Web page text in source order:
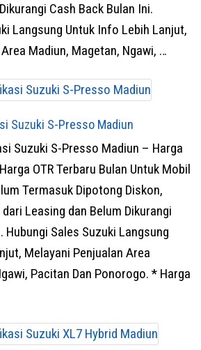
Cash Back Bulan Ini.
Langsung Untuk Info Lebih Lanjut,
Madiun, Magetan, Ngawi, …
Suzuki S-Presso Madiun
Suzuki S-Presso Madiun – Harga
OTR Terbaru Bulan Untuk Mobil
Termasuk Dipotong Diskon,
Leasing dan Belum Dikurangi
Hubungi Sales Suzuki Langsung
Melayani Penjualan Area
Pacitan Dan Ponorogo. * Harga